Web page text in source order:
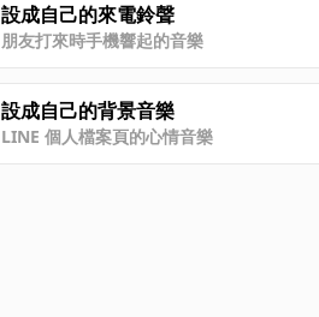
設成自己的來電鈴聲
朋友打來時手機響起的音樂
設成自己的背景音樂
LINE 個人檔案頁的心情音樂